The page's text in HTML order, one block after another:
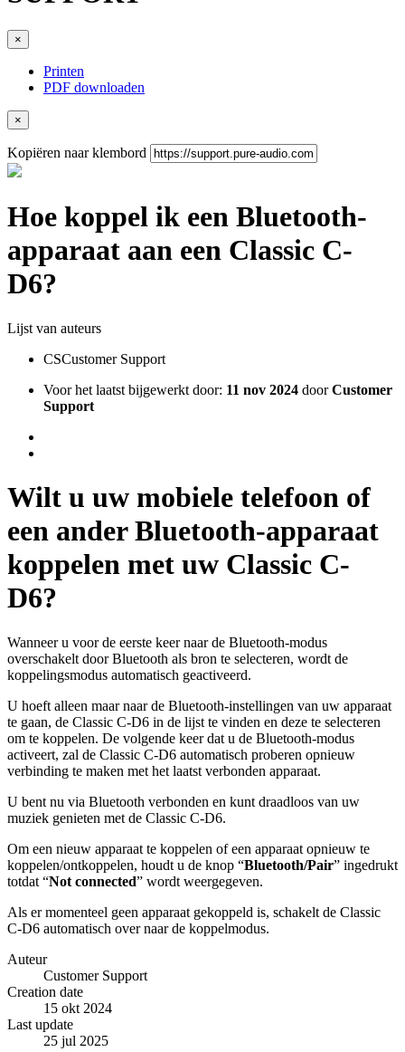
×
Printen
PDF downloaden
×
Kopiëren naar klembord
Hoe koppel ik een Bluetooth-
apparaat aan een Classic C-
D6?
Lijst van auteurs
CSCustomer Support
Voor het laatst bijgewerkt door: 11 nov 2024 doorCustomer
Support
Wilt u uw mobiele telefoon of
een ander Bluetooth-apparaat
koppelen met uw Classic C-
D6?
Wanneer u voor de eerste keer naar de Bluetooth-modus
overschakelt door Bluetooth als bron te selecteren, wordt de
koppelingsmodus automatisch geactiveerd.
U hoeft alleen maar naar de Bluetooth-instellingen van uw apparaat
te gaan, de Classic C-D6 in de lijst te vinden en deze te selecteren
om te koppelen. De volgende keer dat u de Bluetooth-modus
activeert, zal de Classic C-D6 automatisch proberen opnieuw
verbinding te maken met het laatst verbonden apparaat.
U bent nu via Bluetooth verbonden en kunt draadloos van uw
muziek genieten met de Classic C-D6.
Om een nieuw apparaat te koppelen of een apparaat opnieuw te
koppelen/ontkoppelen, houdt u de knop “Bluetooth/Pair” ingedrukt
totdat “Not connected” wordt weergegeven.
Als er momenteel geen apparaat gekoppeld is, schakelt de Classic
C-D6 automatisch over naar de koppelmodus.
Auteur
Customer Support
Creation date
15 okt 2024
Last update
25 jul 2025